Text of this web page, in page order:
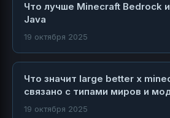
Что лучше Minecraft Bedrock
Java
19 октября 2025
Что значит large better x
связано с типами миров и
19 октября 2025